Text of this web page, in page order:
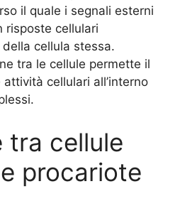
il quale i segnali esterni
risposte cellulari
della cellula stessa.
tra le cellule permette il
cellulari all’interno
tra cellule
procariote